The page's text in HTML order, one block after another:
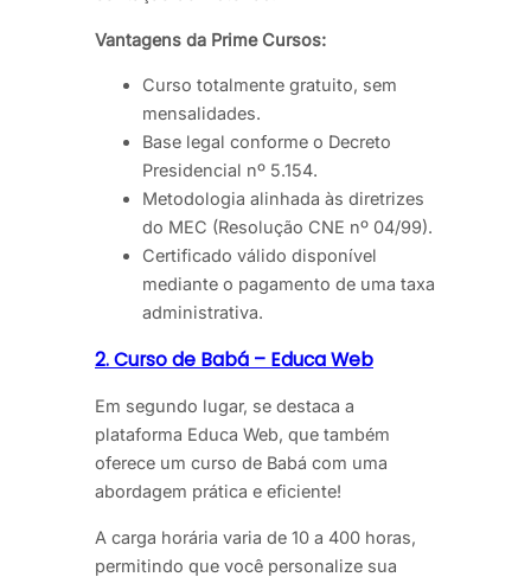
Vantagens da Prime Cursos:
Curso totalmente gratuito, sem
mensalidades.
Base legal conforme o Decreto
Presidencial nº 5.154.
Metodologia alinhada às diretrizes
do MEC (Resolução CNE nº 04/99).
Certificado válido disponível
mediante o pagamento de uma taxa
administrativa.
2. Curso de Babá – Educa Web
Em segundo lugar, se destaca a
plataforma Educa Web, que também
oferece um curso de Babá com uma
abordagem prática e eficiente!
A carga horária varia de 10 a 400 horas,
permitindo que você personalize sua